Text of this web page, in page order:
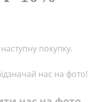
покупку.
нас на фото!